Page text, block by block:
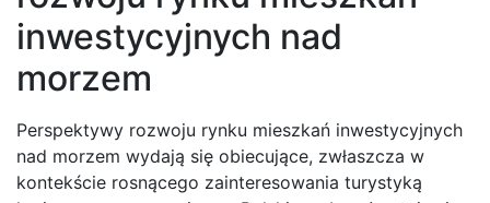
inwestycyjnych nad
morzem
Perspektywy rozwoju rynku mieszkań inwestycyjnych
nad morzem wydają się obiecujące, zwłaszcza w
kontekście rosnącego zainteresowania turystyką